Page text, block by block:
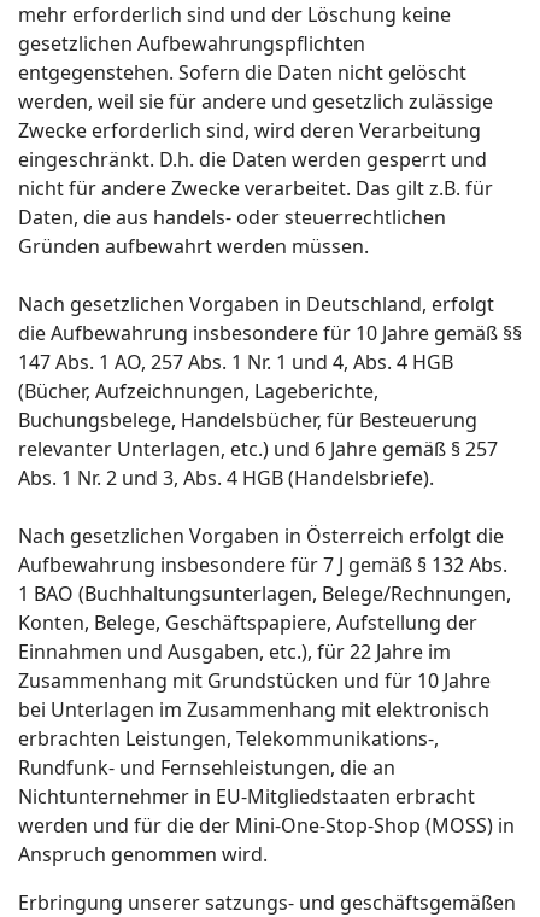
mehr erforderlich sind und der Löschung keine
gesetzlichen Aufbewahrungspflichten
entgegenstehen. Sofern die Daten nicht gelöscht
werden, weil sie für andere und gesetzlich zulässige
Zwecke erforderlich sind, wird deren Verarbeitung
eingeschränkt. D.h. die Daten werden gesperrt und
nicht für andere Zwecke verarbeitet. Das gilt z.B. für
Daten, die aus handels- oder steuerrechtlichen
Gründen aufbewahrt werden müssen.
Nach gesetzlichen Vorgaben in Deutschland, erfolgt
die Aufbewahrung insbesondere für 10 Jahre gemäß §§
147 Abs. 1 AO, 257 Abs. 1 Nr. 1 und 4, Abs. 4 HGB
(Bücher, Aufzeichnungen, Lageberichte,
Buchungsbelege, Handelsbücher, für Besteuerung
relevanter Unterlagen, etc.) und 6 Jahre gemäß § 257
Abs. 1 Nr. 2 und 3, Abs. 4 HGB (Handelsbriefe).
Nach gesetzlichen Vorgaben in Österreich erfolgt die
Aufbewahrung insbesondere für 7 J gemäß § 132 Abs.
1 BAO (Buchhaltungsunterlagen, Belege/Rechnungen,
Konten, Belege, Geschäftspapiere, Aufstellung der
Einnahmen und Ausgaben, etc.), für 22 Jahre im
Zusammenhang mit Grundstücken und für 10 Jahre
bei Unterlagen im Zusammenhang mit elektronisch
erbrachten Leistungen, Telekommunikations-,
Rundfunk- und Fernsehleistungen, die an
Nichtunternehmer in EU-Mitgliedstaaten erbracht
werden und für die der Mini-One-Stop-Shop (MOSS) in
Anspruch genommen wird.
Erbringung unserer satzungs- und geschäftsgemäßen